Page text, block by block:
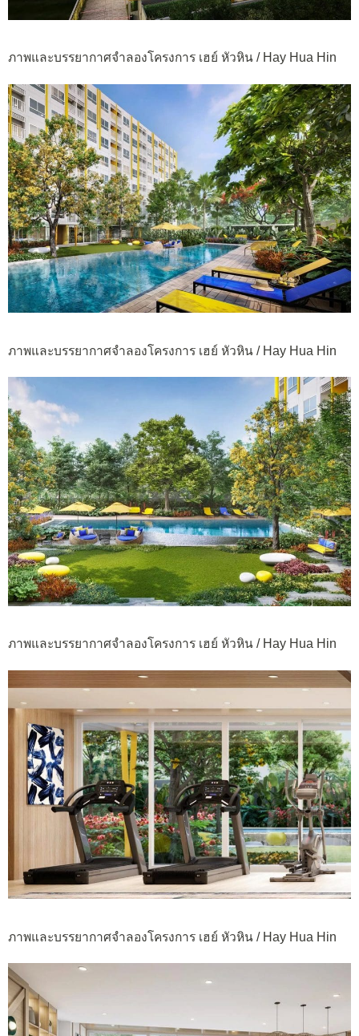
ภาพและบรรยากาศจำลองโครงการ เฮย์ หัวหิน / Hay Hua Hin
ภาพและบรรยากาศจำลองโครงการ เฮย์ หัวหิน / Hay Hua Hin
ภาพและบรรยากาศจำลองโครงการ เฮย์ หัวหิน / Hay Hua Hin
ภาพและบรรยากาศจำลองโครงการ เฮย์ หัวหิน / Hay Hua Hin